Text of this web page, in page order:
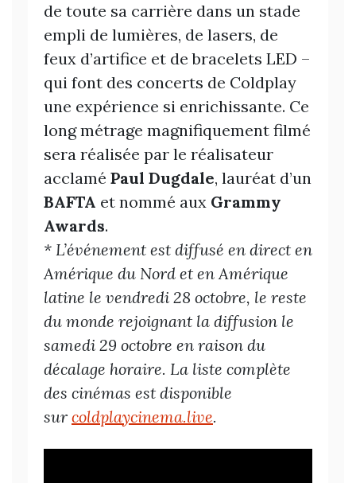
de toute sa carrière dans un stade
empli de lumières, de lasers, de
feux d’artifice et de bracelets LED –
qui font des concerts de Coldplay
une expérience si enrichissante. Ce
long métrage magnifiquement filmé
sera réalisée par le réalisateur
acclamé Paul Dugdale, lauréat d’un
BAFTA et nommé aux Grammy
Awards.
* L’événement est diffusé en direct en
Amérique du Nord et en Amérique
latine le vendredi 28 octobre, le reste
du monde rejoignant la diffusion le
samedi 29 octobre en raison du
décalage horaire. La liste complète
des cinémas est disponible
sur coldplaycinema.live.